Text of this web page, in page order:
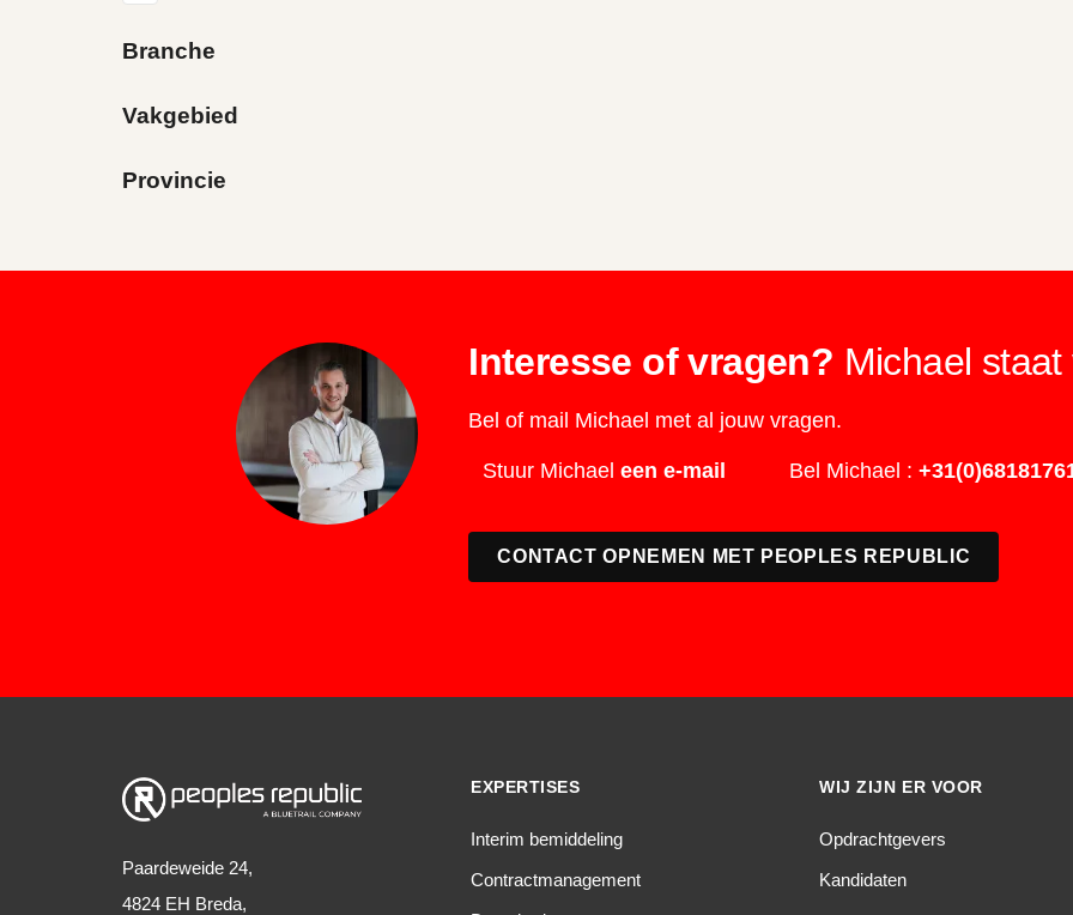
Branche
Vakgebied
Provincie
Interesse of vragen? Michael
Bel of mail Michael met al jouw vragen.
Stuur Michaeleen e-mail Bel Michael :
CONTACT OPNEMEN MET PEOPLES REPUBLIC
Paardeweide 24,
4824 EH Breda,
EXPERTISES
Interim bemiddeling
Contractmanagement
WIJ ZIJN ER VOOR
Opdrachtgevers
Kandidaten